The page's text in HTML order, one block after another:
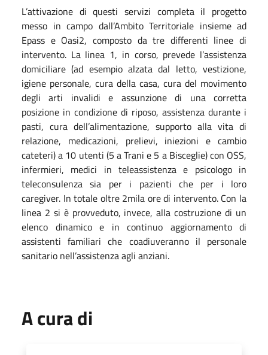
L’attivazione di questi servizi completa il progetto
messo in campo dall’Ambito Territoriale insieme ad
Epass e Oasi2, composto da tre differenti linee di
intervento. La linea 1, in corso, prevede l’assistenza
domiciliare (ad esempio alzata dal letto, vestizione,
igiene personale, cura della casa, cura del movimento
degli arti invalidi e assunzione di una corretta
posizione in condizione di riposo, assistenza durante i
pasti, cura dell’alimentazione, supporto alla vita di
relazione, medicazioni, prelievi, iniezioni e cambio
cateteri) a 10 utenti (5 a Trani e 5 a Bisceglie) con OSS,
infermieri, medici in teleassistenza e psicologo in
teleconsulenza sia per i pazienti che per i loro
caregiver. In totale oltre 2mila ore di intervento. Con la
linea 2 si è provveduto, invece, alla costruzione di un
elenco dinamico e in continuo aggiornamento di
assistenti familiari che coadiuveranno il personale
sanitario nell’assistenza agli anziani.
A cura di